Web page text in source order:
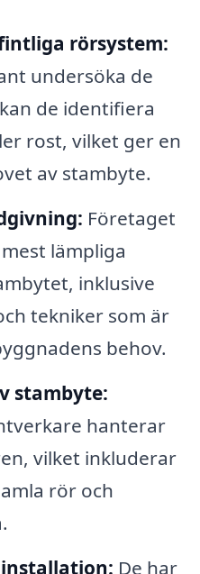
rörsystem:
undersöka de
de identifiera
rost, vilket ger en
av stambyte.
Företaget
lämpliga
inklusive
tekniker som är
behov.
stambyte:
hanterar
vilket inkluderar
rör och
De har